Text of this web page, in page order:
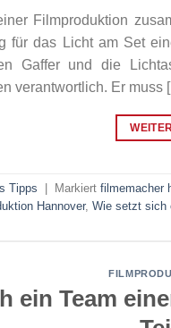
Filmproduktion
für das Licht am Set
Gaffer und die
verantwortlich. Er muss
Tipps Markiert filmemacher
Hannover, Wie setzt sich
ein Team